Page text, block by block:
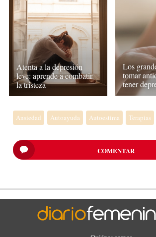
Atenta a la depresión
leve: aprende a combatir
la tristeza
Los
tomar
tener
Ansiedad Autoayuda Autoestima Terapias
COMENTAR